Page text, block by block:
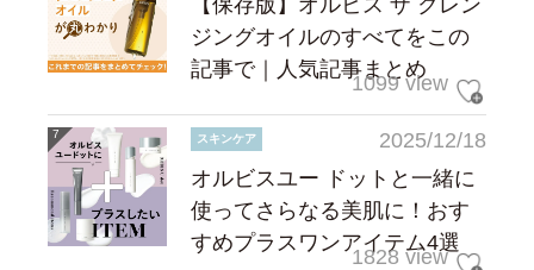
ジングオイルのすべてをこの
記事で｜人気記事まとめ
1099 view
2025/12/18
スキンケア
オルビスユー ドットと一緒に
使ってさらなる美肌に！おす
すめプラスワンアイテム4選
1828 view